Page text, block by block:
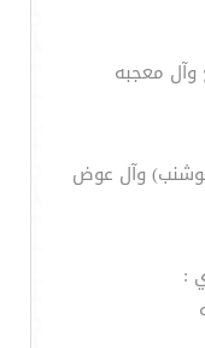
وآل معجبه
وآل عوض